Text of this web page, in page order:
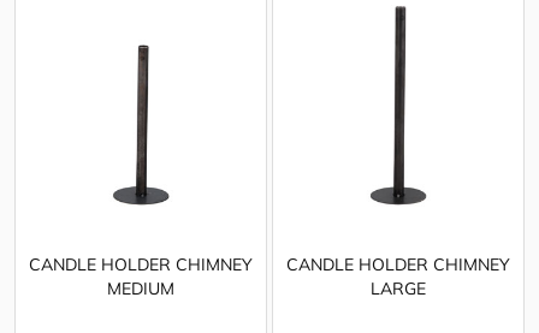
CANDLE HOLDER CHIMNEY
MEDIUM
CANDLE HOLDER CHIMNEY
LARGE